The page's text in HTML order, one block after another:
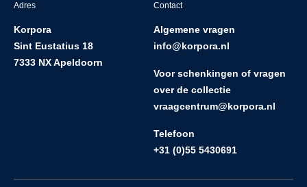
Adres
Korpora
Sint Eustatius 18
7333 NX Apeldoorn
Contact
Algemene vragen
info@korpora.nl
Voor schenkingen of vragen
over de collectie
vraagcentrum@korpora.nl
Telefoon
+31 (0)55 5430691